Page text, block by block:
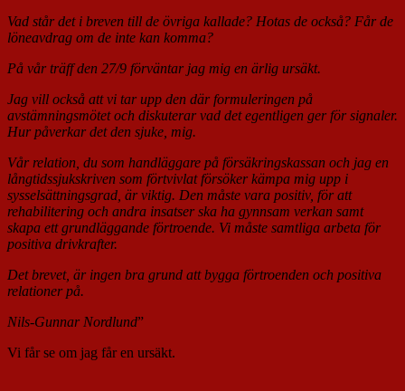
Vad står det i breven till de övriga kallade? Hotas de också? Får de
löneavdrag om de inte kan komma?
På vår träff den 27/9 förväntar jag mig en ärlig ursäkt.
Jag vill också att vi tar upp den där formuleringen på
avstämningsmötet och diskuterar vad det egentligen ger för signaler.
Hur påverkar det den sjuke, mig.
Vår relation, du som handläggare på försäkringskassan och jag en
långtidssjukskriven som förtvivlat försöker kämpa mig upp i
sysselsättningsgrad, är viktig. Den måste vara positiv, för att
rehabilitering och andra insatser ska ha gynnsam verkan samt
skapa ett grundläggande förtroende. Vi måste samtliga arbeta för
positiva drivkrafter.
Det brevet, är ingen bra grund att bygga förtroenden och positiva
relationer på.
Nils-Gunnar Nordlund”
Vi får se om jag får en ursäkt.